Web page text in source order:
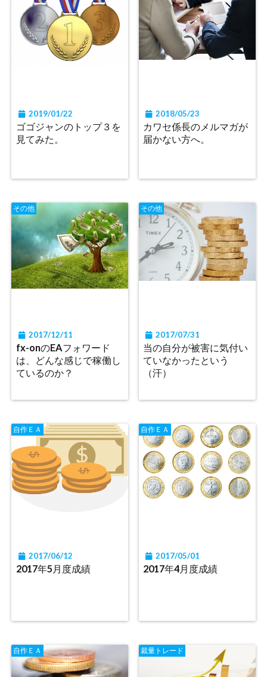
2019/01/22
ゴゴジャンのトップ３を
見てみた。
2018/05/23
カワセ係長のメルマガが
届かない方へ。
その他
2017/12/11
fx-onのEAフォワード
は、どんな感じで稼働し
ているのか？
その他
2017/07/31
当の自分が被害に気付い
ていなかったという
（汗）
自作ＥＡ
2017/06/12
2017年5月度成績
自作ＥＡ
2017/05/01
2017年4月度成績
自作ＥＡ 裁量トレード